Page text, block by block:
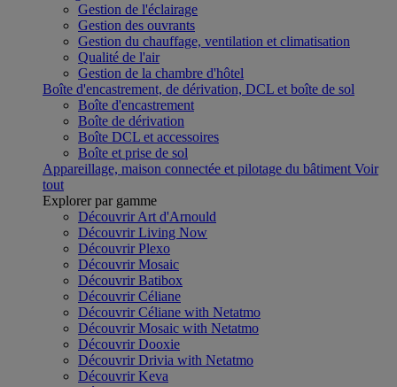
Gestion de l'éclairage
Gestion des ouvrants
Gestion du chauffage, ventilation et climatisation
Qualité de l'air
Gestion de la chambre d'hôtel
Boîte d'encastrement, de dérivation, DCL et boîte de sol
Boîte d'encastrement
Boîte de dérivation
Boîte DCL et accessoires
Boîte et prise de sol
Appareillage, maison connectée et pilotage du bâtiment Voir
tout
Explorer par gamme
Découvrir Art d'Arnould
Découvrir Living Now
Découvrir Plexo
Découvrir Mosaic
Découvrir Batibox
Découvrir Céliane
Découvrir Céliane with Netatmo
Découvrir Mosaic with Netatmo
Découvrir Dooxie
Découvrir Drivia with Netatmo
Découvrir Keva